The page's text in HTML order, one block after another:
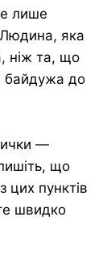
лише
яка
ніж та, що
байдужа до
—
що
цих пунктів
швидко